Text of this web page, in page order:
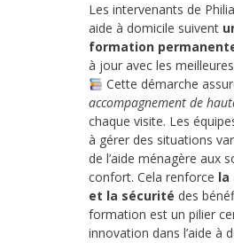
Les intervenants de
aide à domicile suivent
formation
à jour avec les
Cette démarche
accompagnement de
chaque visite. Les
à gérer des situations
de l’aide ménagère aux
confort. Cela renforce la
et la sécurité des
formation est un pilier
innovation dans l’aide à